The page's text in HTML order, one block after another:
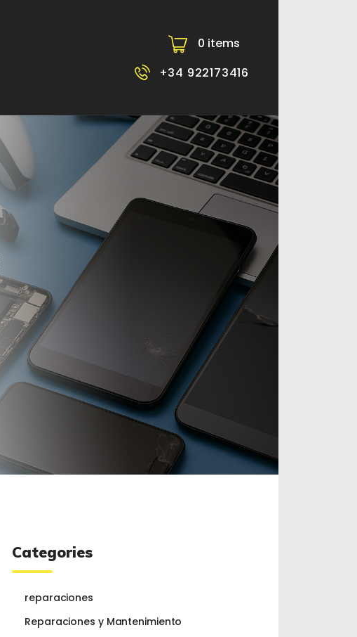
0 items
+34 922173416
Categories
reparaciones
Reparaciones y Mantenimiento